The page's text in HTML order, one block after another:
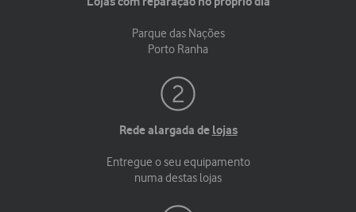
Parque das Nações
Porto Ranha
Rede alargada de lojas
Entregue o seu equipamento
numa destas lojas